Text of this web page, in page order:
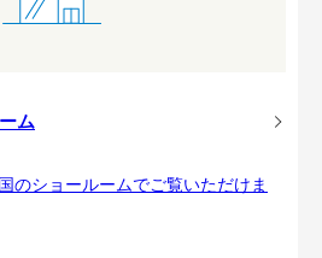
ム
のショールームでご覧いただけま